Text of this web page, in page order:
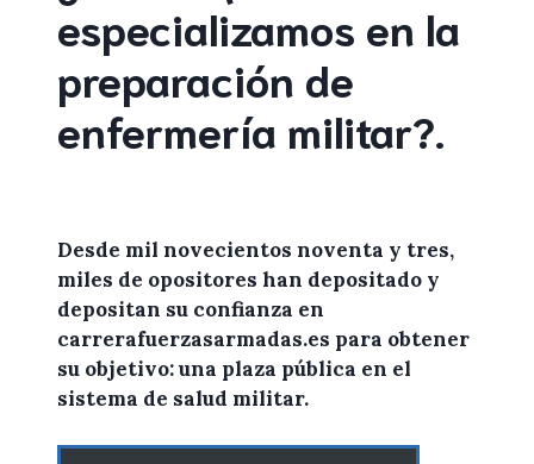
especializamos en la
preparación de
enfermería militar?.
Desde mil novecientos noventa y tres,
miles de opositores han depositado y
depositan su confianza en
carrerafuerzasarmadas.es para obtener
su objetivo: una plaza pública en el
sistema de salud militar.